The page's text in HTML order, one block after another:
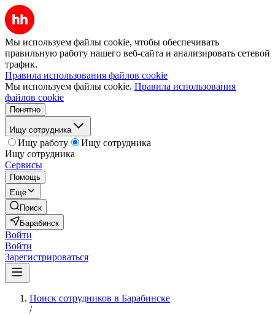
Мы используем файлы cookie, чтобы обеспечивать
правильную работу нашего веб-сайта и анализировать сетевой
трафик.
Правила использования файлов cookie
Мы используем файлы cookie. Правила использования
файлов cookie
Понятно
Ищу сотрудника
Ищу работу
Ищу сотрудника
Ищу сотрудника
Сервисы
Помощь
Ещё
Поиск
Барабинск
Войти
Войти
Зарегистрироваться
Поиск сотрудников в Барабинске
/